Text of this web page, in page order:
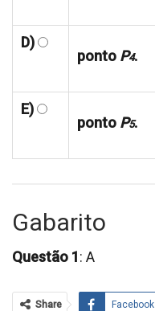
D)
ponto P4.
E)
ponto P5.
Gabarito
Questão 1: A
Share Facebook